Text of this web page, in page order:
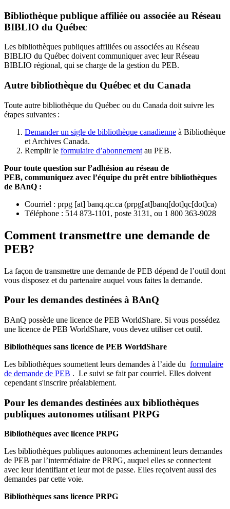
Bibliothèque publique affiliée ou associée au Réseau
BIBLIO du Québec
Les bibliothèques publiques affiliées ou associées au Réseau
BIBLIO du Québec doivent communiquer avec leur Réseau
BIBLIO régional, qui se charge de la gestion du PEB.
Autre bibliothèque du Québec et du Canada
Toute autre bibliothèque du Québec ou du Canada doit suivre les
étapes suivantes :
Demander un sigle de bibliothèque canadienne à Bibliothèque
et Archives Canada.
Remplir le formulaire d’abonnement au PEB.
Pour toute question sur l’adhésion au réseau de
PEB, communiquez avec l’équipe du prêt entre bibliothèques
de BAnQ :
Courriel : prpg [at] banq.qc.ca (prpg[at]banq[dot]qc[dot]ca)
Téléphone : 514 873-1101, poste 3131, ou 1 800 363-9028
Comment transmettre une demande de
PEB?
La façon de transmettre une demande de PEB dépend de l’outil dont
vous disposez et du partenaire auquel vous faites la demande.
Pour les demandes destinées à BAnQ
BAnQ possède une licence de PEB WorldShare. Si vous possédez
une licence de PEB WorldShare, vous devez utiliser cet outil.
Bibliothèques sans licence de PEB WorldShare
Les bibliothèques soumettent leurs demandes à l’aide du formulaire
de demande de PEB . Le suivi se fait par courriel. Elles doivent
cependant s'inscrire préalablement.
Pour les demandes destinées aux bibliothèques
publiques autonomes utilisant PRPG
Bibliothèques avec licence PRPG
Les bibliothèques publiques autonomes acheminent leurs demandes
de PEB par l’intermédiaire de PRPG, auquel elles se connectent
avec leur identifiant et leur mot de passe. Elles reçoivent aussi des
demandes par cette voie.
Bibliothèques sans licence PRPG